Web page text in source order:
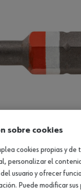
(1/4)
Ver producto
sobre cookies
cookies propias y de
personalizar el
usuario y ofrecer
Puede modificar